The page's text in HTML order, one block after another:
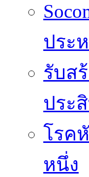
ประ
รับส
ประ
โรค
หนึ่ง